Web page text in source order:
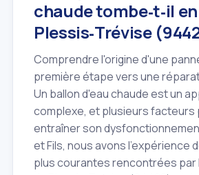
chaude tombe‑t‑il
Plessis‑Trévise
Comprendre l'origine d'une
première étape vers une
Un ballon d'eau chaude est un
complexe, et plusieurs facteurs
entraîner son
et Fils, nous avons l'expérience
plus courantes rencontrées par